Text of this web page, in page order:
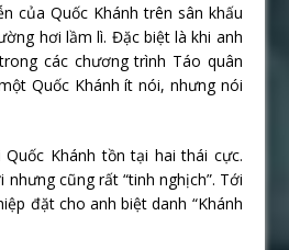
của Quốc Khánh trên sân khấu
hơi lầm lì. Đặc biệt là khi anh
các chương trình Táo quân
Quốc Khánh ít nói, nhưng nói
Khánh tồn tại hai thái cực.
nhưng cũng rất “tinh nghịch”. Tới
đặt cho anh biệt danh “Khánh